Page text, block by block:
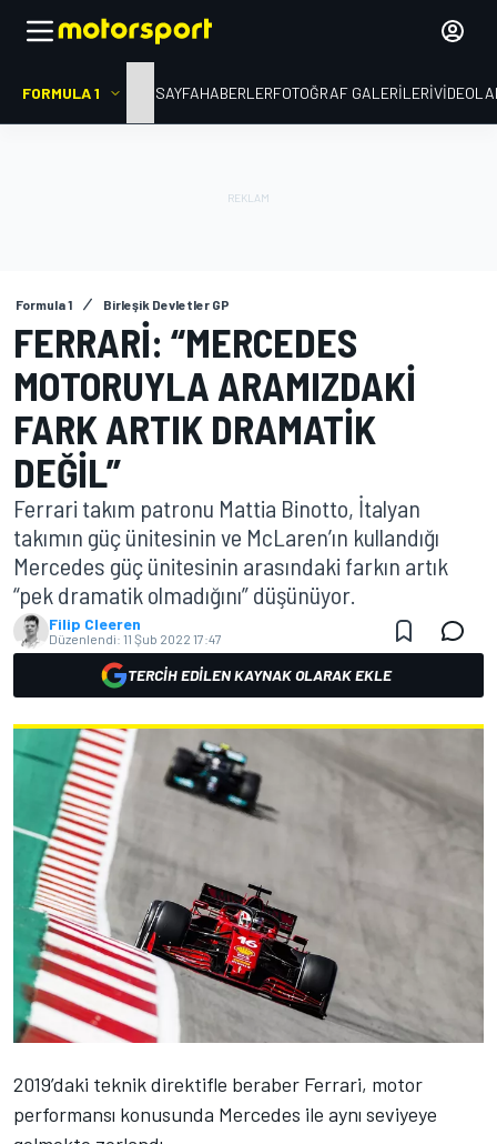
FORMULA 1 ANA SAYFAHABERLERFOTOĞRAF GALERILERI
Formula 1 Birleşik Devletler GP
FERRARI: “MERCEDES
MOTORUYLA ARAMIZDAKI
FARK ARTIK DRAMATIK
DEĞIL”
Ferrari takım patronu Mattia Binotto, İtalyan
takımın güç ünitesinin ve McLaren’ın kullandığı
Mercedes güç ünitesinin arasındaki farkın artık
“pek dramatik olmadığını” düşünüyor.
Filip Cleeren
Düzenlendi: 11 Şub 2022 17:47
TERCIH EDILEN KAYNAK OLARAK EKLE
2019’daki teknik direktifle beraber Ferrari, motor
performansı konusunda Mercedes ile aynı seviyeye